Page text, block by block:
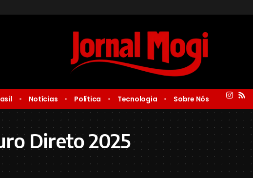
Notícias Política Tecnologia Sobre Nós
Direto 2025